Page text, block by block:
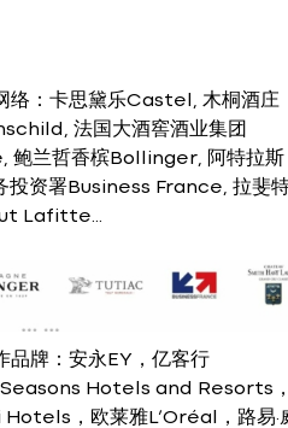
络：卡思黛乐Castel, 木桐酒庄
法国大酒窖酒业集团
兰哲香槟Bollinger, 阿特拉斯
投资署Business France, 拉斐
Lafitte...
品牌：安永EY，亿客行
Seasons Hotels and Resorts
，欧莱雅L’Oréal，路易·